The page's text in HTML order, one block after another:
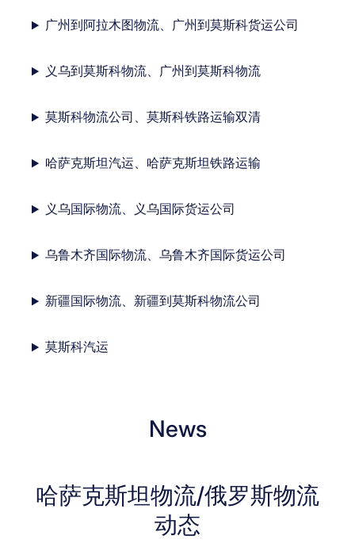
广州到阿拉木图物流、广州到莫斯科货运公司
义乌到莫斯科物流、广州到莫斯科物流
莫斯科物流公司、莫斯科铁路运输双清
哈萨克斯坦汽运、哈萨克斯坦铁路运输
义乌国际物流、义乌国际货运公司
乌鲁木齐国际物流、乌鲁木齐国际货运公司
新疆国际物流、新疆到莫斯科物流公司
莫斯科汽运
News
哈萨克斯坦物流/俄罗斯物流
动态